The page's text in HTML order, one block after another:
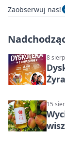
Zaobserwuj nas!
8
15